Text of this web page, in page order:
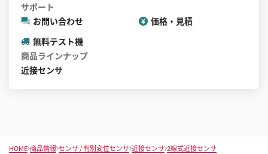
サポート
お問い合わせ
価格・見積
無料テスト機
商品ラインナップ
近接センサ
HOME 商品情報 センサ / 判別変位センサ 近接センサ 2線式近接センサ